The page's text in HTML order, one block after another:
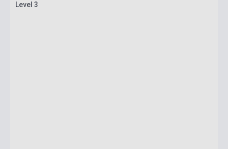
Level 3